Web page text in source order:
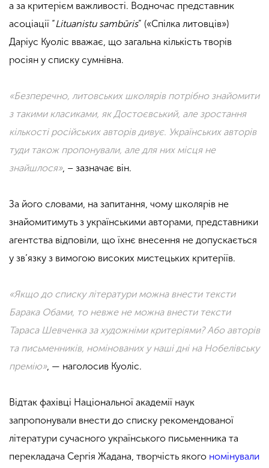
а за критерієм важливості. Водночас представник
асоціації “Lituanistu sambūris” («Спілка литовців»)
Даріус Куоліс вважає, що загальна кількість творів
росіян у списку сумнівна.
«Безперечно, литовських школярів потрібно знайомити
з такими класиками, як Достоєвський, але зростання
кількості російських авторів дивує. Українських авторів
туди також пропонували, але для них місця не
знайшлося», – зазначає він.
За його словами, на запитання, чому школярів не
знайомитимуть з українськими авторами, представники
агентства відповіли, що їхнє внесення не допускається
у зв’язку з вимогою високих мистецьких критеріїв.
«Якщо до списку літератури можна внести тексти
Барака Обами, то невже не можна внести тексти
Тараса Шевченка за художніми критеріями? Або авторів
та письменників, номінованих у наші дні на Нобелівську
премію», — наголосив Куоліс.
Відтак фахівці Національної академії наук
запропонували внести до списку рекомендованої
літератури сучасного українського письменника та
перекладача Сергія Жадана, творчість якого номінували